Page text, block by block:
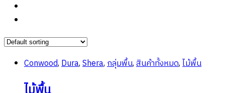
Conwood,Dura,Shera,กลุ่มพื้น,สินค้าทั้งหมด,ไม้พื้น